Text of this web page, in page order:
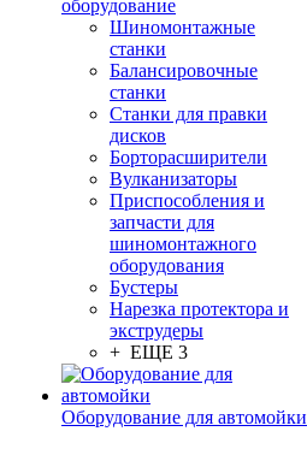
оборудование
Шиномонтажные
станки
Балансировочные
станки
Станки для правки
дисков
Борторасширители
Вулканизаторы
Приспособления и
запчасти для
шиномонтажного
оборудования
Бустеры
Нарезка протектора и
экструдеры
+ ЕЩЕ 3
Оборудование для автомойки